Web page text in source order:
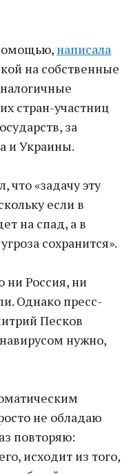
написала
на собственные
стран-участниц
за
и Украины.
что «задачу эту
если в
на спад, а в
сохранится».
Россия, ни
Однако пресс-
Песков
нужно,
не обладаю
повторяю:
исходит из того,